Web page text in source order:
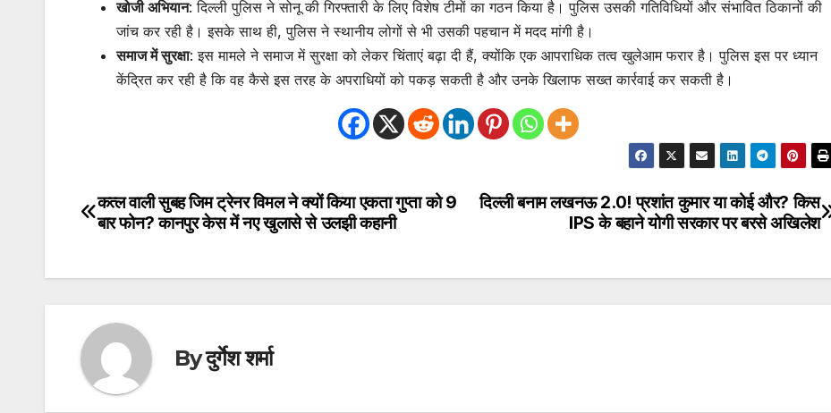
खोजी अभियान: दिल्ली पुलिस ने सोनू की गिरफ्तारी के लिए विशेष टीमों का गठन किया है। पुलिस उसकी गतिविधियों और संभावित ठिकानों की
जांच कर रही है। इसके साथ ही, पुलिस ने स्थानीय लोगों से भी उसकी पहचान में मदद मांगी है।
समाज में सुरक्षा: इस मामले ने समाज में सुरक्षा को लेकर चिंताएं बढ़ा दी हैं, क्योंकि एक आपराधिक तत्व खुलेआम फरार है। पुलिस इस पर ध्यान
केंद्रित कर रही है कि वह कैसे इस तरह के अपराधियों को पकड़ सकती है और उनके खिलाफ सख्त कार्रवाई कर सकती है।
Post
दिल्ली बनाम लखनऊ 2.0! प्रशांत कुमार या कोई और? किस
IPS के बहाने योगी सरकार पर बरसे अखिलेश
कत्ल वाली सुबह जिम ट्रेनर विमल ने क्यों किया एकता गुप्ता को 9
बार फोन? कानपुर केस में नए खुलासे से उलझी कहानी
Byदुर्गेश शर्मा